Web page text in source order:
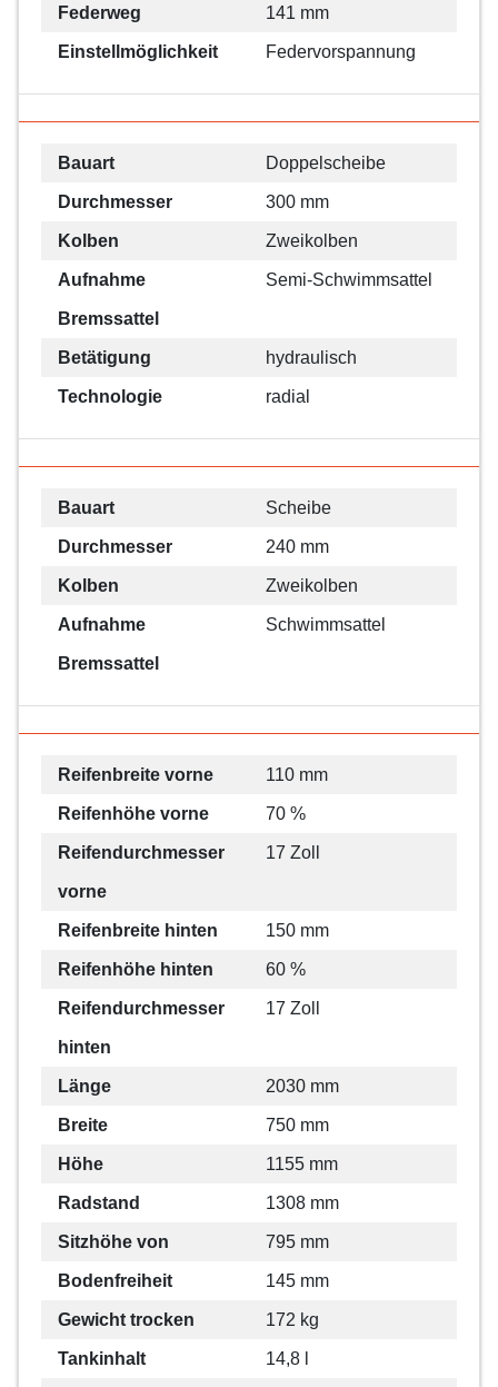
Federweg 141 mm
Einstellmöglichkeit Federvorspannung
Bauart Doppelscheibe
Durchmesser 300 mm
Kolben Zweikolben
Aufnahme
Bremssattel
Semi-Schwimmsattel
Betätigung hydraulisch
Technologie radial
Bauart Scheibe
Durchmesser 240 mm
Kolben Zweikolben
Aufnahme
Bremssattel
Schwimmsattel
Reifenbreite vorne 110 mm
Reifenhöhe vorne 70 %
Reifendurchmesser
vorne
17 Zoll
Reifenbreite hinten 150 mm
Reifenhöhe hinten 60 %
Reifendurchmesser
hinten
17 Zoll
Länge 2030 mm
Breite 750 mm
Höhe 1155 mm
Radstand 1308 mm
Sitzhöhe von 795 mm
Bodenfreiheit 145 mm
Gewicht trocken 172 kg
Tankinhalt 14,8 l